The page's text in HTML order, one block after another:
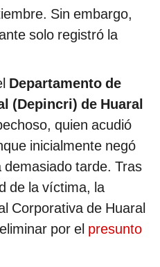
Sin embargo,
solo registró la
Departamento de
(Depincri) de Huaral
quien acudió
inicialmente negó
tarde. Tras
de la víctima, la
Corporativa de Huaral
por el presunto